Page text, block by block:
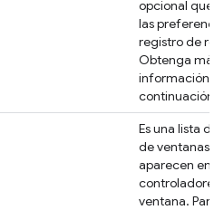
opcional que
las
registro de
Obtenga más
información a
continuación.
Es una lista de
de ventanas
aparecen en
controladores
ventana. Para